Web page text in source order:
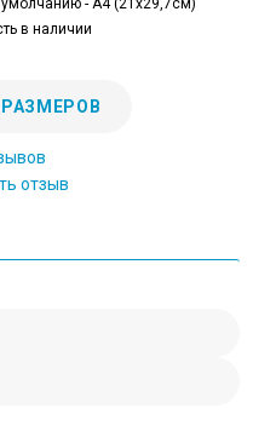
в наличии
отзыв